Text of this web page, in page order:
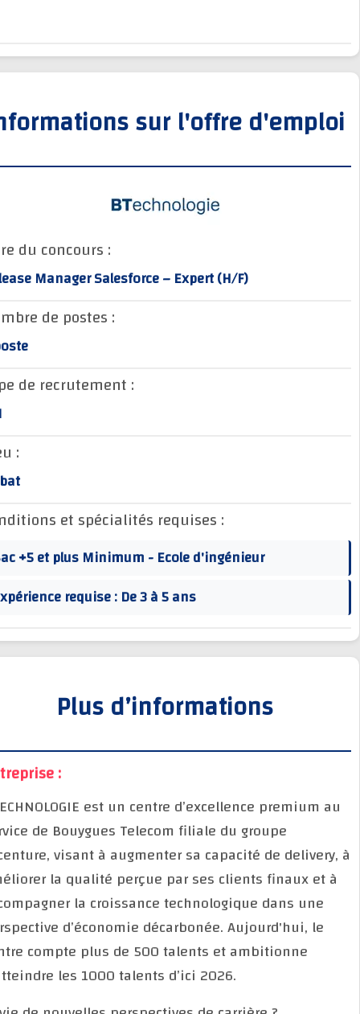
Informations sur l'offre
Titre du concours :
Release Manager Salesforce – Expert (H/F)
Nombre de postes :
1 poste
Type de recrutement :
Lieu :
Rabat
Conditions et spécialités requises :
Bac +5 et plus Minimum - Ecole d'ingénieur
Expérience requise : De 3 à 5 ans
Plus d’informations
Entreprise :
BTECHNOLOGIE est un centre d’excellence premium
service de Bouygues Telecom filiale du groupe
Accenture, visant à augmenter sa capacité de
améliorer la qualité perçue par ses clients finaux
accompagner la croissance technologique dans une
perspective d’économie décarbonée. Aujourd'hui, le
centre compte plus de 500 talents et ambitionne
d’atteindre les 1000 talents d’ici 2026.